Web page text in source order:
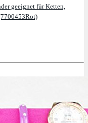
geeignet für Ketten,